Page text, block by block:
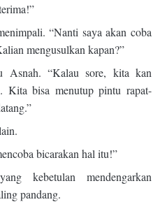
“Nanti saya akan coba
mengusulkan kapan?”
Asnah. “Kalau sore, kita kan
Kita bisa menutup pintu rapat-
bicarakan hal itu!”
kebetulan mendengarkan
pandang.